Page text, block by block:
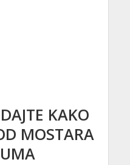
KAKO
MOSTARA